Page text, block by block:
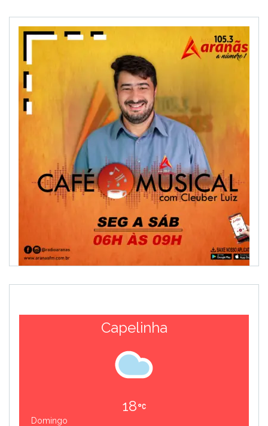
Capelinha
18
Domingo